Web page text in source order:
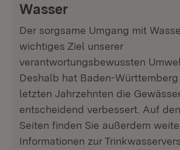
Wasser
Der sorgsame Umgang mit
wichtiges Ziel unserer
verantwortungsbewussten
Deshalb hat Baden-
letzten Jahrzehnten die
entscheidend verbessert. Auf
Seiten finden Sie außerdem
Informationen zur